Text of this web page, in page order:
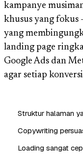
kampanye
khusus yang fokus
yang
landing page
Google Ads dan
agar setiap
Struktur halaman
Copywriting
Loading sangat